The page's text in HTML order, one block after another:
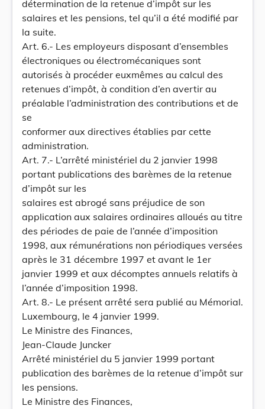
détermination de la retenue d’impôt sur les
salaires et les pensions, tel qu’il a été modifié par
la suite.
Art. 6.- Les employeurs disposant d’ensembles
électroniques ou électromécaniques sont
autorisés à procéder euxmêmes au calcul des
retenues d’impôt, à condition d’en avertir au
préalable l’administration des contributions et de
se
conformer aux directives établies par cette
administration.
Art. 7.- L’arrêté ministériel du 2 janvier 1998
portant publications des barèmes de la retenue
d’impôt sur les
salaires est abrogé sans préjudice de son
application aux salaires ordinaires alloués au titre
des périodes de paie de l’année d’imposition
1998, aux rémunérations non périodiques versées
après le 31 décembre 1997 et avant le 1er
janvier 1999 et aux décomptes annuels relatifs à
l’année d’imposition 1998.
Art. 8.- Le présent arrêté sera publié au Mémorial.
Luxembourg, le 4 janvier 1999.
Le Ministre des Finances,
Jean-Claude Juncker
Arrêté ministériel du 5 janvier 1999 portant
publication des barèmes de la retenue d’impôt sur
les pensions.
Le Ministre des Finances,